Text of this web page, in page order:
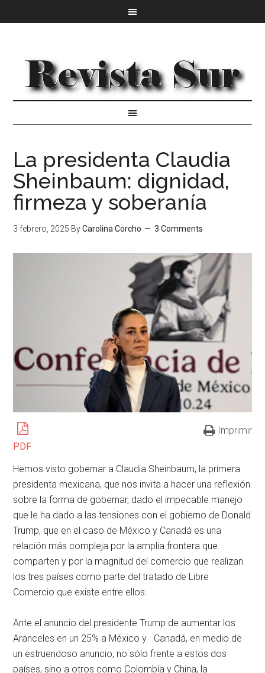
La presidenta Claudia
Sheinbaum: dignidad,
firmeza y soberanía
3 febrero, 2025 ByCarolina Corcho 3 Comments
PDF
Imprimir
Hemos visto gobernar a Claudia Sheinbaum, la primera
presidenta mexicana, que nos invita a hacer una reflexión
sobre la forma de gobernar, dado el impecable manejo
que le ha dado a las tensiones con el gobierno de Donald
Trump, que en el caso de México y Canadá es una
relación más compleja por la amplia frontera que
comparten y por la magnitud del comercio que realizan
los tres países como parte del tratado de Libre
Comercio que existe entre ellos.
Ante el anuncio del presidente Trump de aumentar los
Aranceles en un 25% a México y Canadá, en medio de
un estruendoso anuncio, no sólo frente a estos dos
países, sino a otros como Colombia y China, la